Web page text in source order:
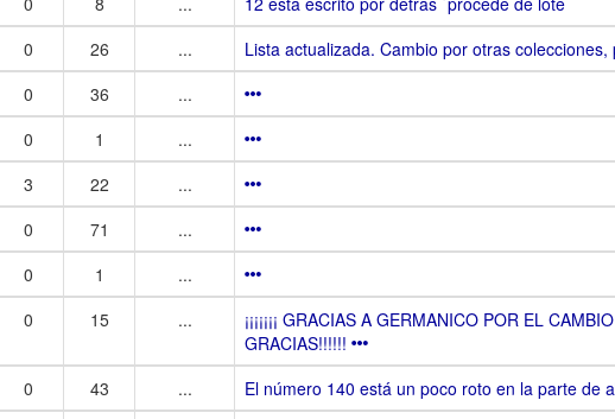
0 26 ...
Lista actualizada. Cambio por otras
0 36
...
0 1
...
3 22
...
0 71
...
0 1
...
0 15 ...
¡¡¡¡¡¡¡ GRACIAS A GERMANICO POR EL
GRACIAS!!!!!!
0 43 ...
El número 140 está un poco roto en la parte de